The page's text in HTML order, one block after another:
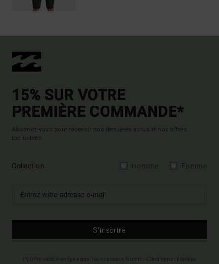
15% SUR VOTRE
PREMIÈRE COMMANDE*
Abonnez-vous pour recevoir nos dernières actus et nos offres
exclusives.
Collection
S'inscrire